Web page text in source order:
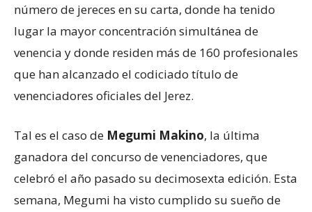
número de jereces en su carta, donde ha tenido
lugar la mayor concentración simultánea de
venencia y donde residen más de 160 profesionales
que han alcanzado el codiciado título de
venenciadores oficiales del Jerez.
Tal es el caso de Megumi Makino, la última
ganadora del concurso de venenciadores, que
celebró el año pasado su decimosexta edición. Esta
semana, Megumi ha visto cumplido su sueño de